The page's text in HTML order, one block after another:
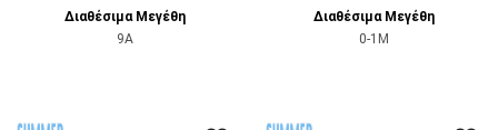
Διαθέσιμα Μεγέθη
9A
Διαθέσιμα Μεγέθη
0-1M